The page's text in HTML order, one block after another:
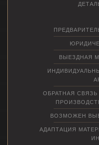
ВЫЕЗДНАЯ
ОБРАТНАЯ
ВОЗМОЖЕН
АДАПТАЦИЯ